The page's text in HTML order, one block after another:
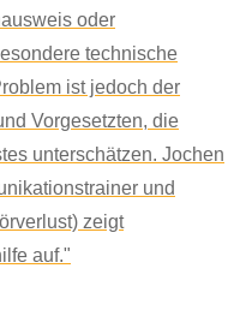
oder
technische
ist jedoch der
Vorgesetzten, die
unterschätzen. Jochen
und
zeigt
auf."